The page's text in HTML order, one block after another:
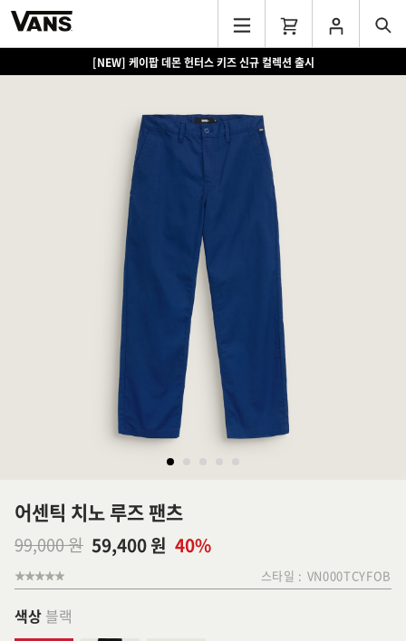
[NEW] 케이팝 데몬 헌터스 키즈 신규 컬렉션 출시
[EVENT] 15만원 이상 구매 시 쿨러백 증정
어센틱 치노 루즈 팬츠
99,000 원 59,400 원 40%
스타일 : VN000TCYFOB
색상 블랙